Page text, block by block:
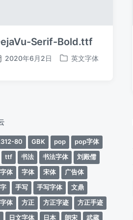
Serif-Bold.ttf
2020年6月2日
发
英文字体
80 GBK pop
pop字体
ttf
书法 书法字体
刘殿儒
体
字体 宋体
广告体
手写 手写字体
文鼎
体
方正 方正字迹
方正手迹
日文字体 日本 朗宋 武蔵